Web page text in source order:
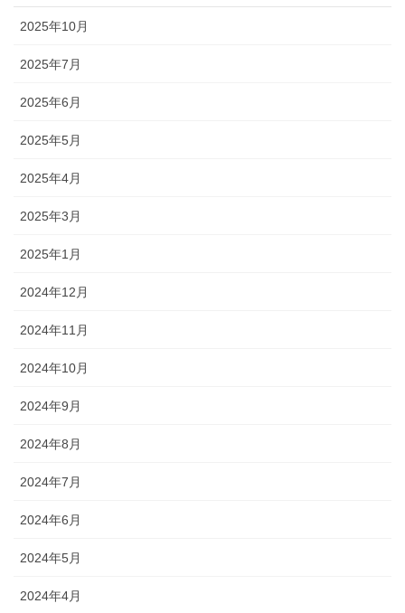
2025年10月
2025年7月
2025年6月
2025年5月
2025年4月
2025年3月
2025年1月
2024年12月
2024年11月
2024年10月
2024年9月
2024年8月
2024年7月
2024年6月
2024年5月
2024年4月